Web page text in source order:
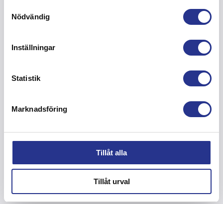
Nödvändig
Inställningar
Statistik
Marknadsföring
Tillåt alla
Tillåt urval
Om oss
Teamet
Ekonomi
Cookiepolicy
Integritetspolicy
Etikett: